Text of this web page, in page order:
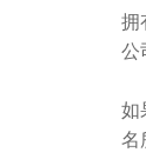
拥
公
如
名